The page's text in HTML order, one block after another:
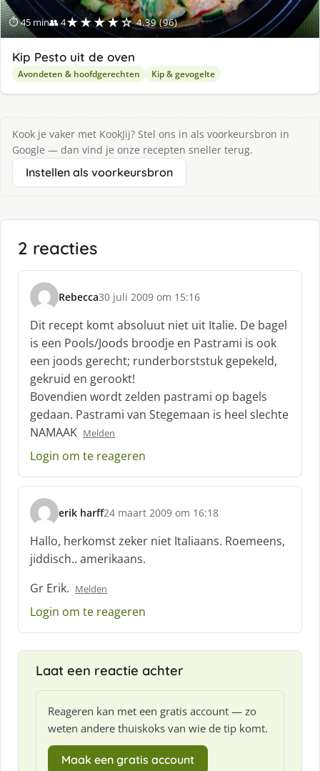
⏱ 45 min👥 4★★★★☆ 4.39 (96)
Kip Pesto uit de oven
Avondeten & hoofdgerechten Kip & gevogelte
Kook je vaker met KookJij? Stel ons in als voorkeursbron in
Google — dan vind je onze recepten sneller terug.
Instellen als voorkeursbron
2 reacties
Rebecca
s
c
h
r
e
e
f
30 juli 2009 om 15:16
Dit recept komt absoluut niet uit Italie. De bagel
is een Pools/Joods broodje en Pastrami is ook
een joods gerecht; runderborststuk gepekeld,
gekruid en gerookt!
Bovendien wordt zelden pastrami op bagels
gedaan. Pastrami van Stegemaan is heel slechte
NAMAAK Melden
Login om te reageren
erik harff
s
c
h
r
e
f
24 maart 2009 om 16:18
Hallo, herkomst zeker niet Italiaans. Roemeens,
jiddisch.. amerikaans.
Gr Erik. Melden
Login om te reageren
Laat een reactie achter
Reageren kan met een gratis account — zo
weten andere thuiskoks van wie de tip komt.
Maak een gratis account